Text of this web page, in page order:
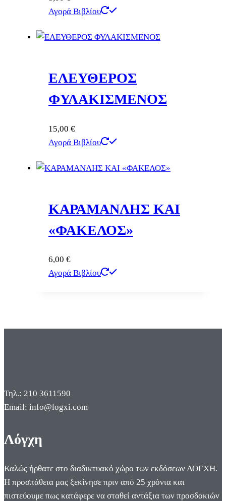
Αγορά Βιβλίου
ΕΛΕΥΘΕΡΟΣ
ΦΥΛΑΚΙΣΜΕΝΟΣ
15,00 €
Αγορά Βιβλίου
ΚΑΡΑΜΑΝΛΗΣ ΚΑΙ
«ΦΑΚΕΛΟΣ»
6,00 €
Αγορά Βιβλίου
Τηλ.: 210 3611590
Email: info@logxi.com
Λόγχη
Καλώς ήρθατε στο διαδικτυακό χώρο των εκδόσεων ΛΟΓΧΗ.
Η προσπάθεια μας ξεκίνησε πριν από 25 χρόνια και
πιστεύουμε πως κατάφερε να σταθεί αντάξια των προσδοκιών